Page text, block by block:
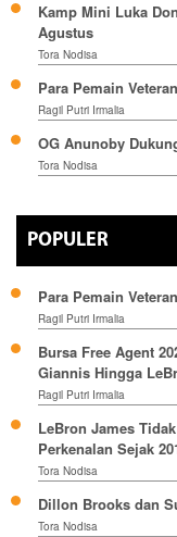
Kamp Mini Luka
Agustus
Tora Nodisa
Para Pemain
Ragil Putri Irmalia
OG Anunoby
Tora Nodisa
POPULER
Para Pemain
Ragil Putri Irmalia
Bursa Free Agent
Giannis Hingga
Ragil Putri Irmalia
LeBron James
Perkenalan Sejak
Tora Nodisa
Dillon Brooks dan
Tora Nodisa